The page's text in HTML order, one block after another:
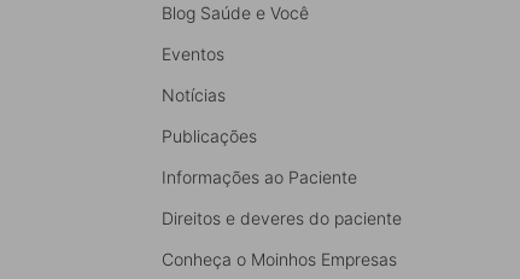
Blog Saúde e Você
Eventos
Notícias
Publicações
Informações ao Paciente
Direitos e deveres do paciente
Conheça o Moinhos Empresas